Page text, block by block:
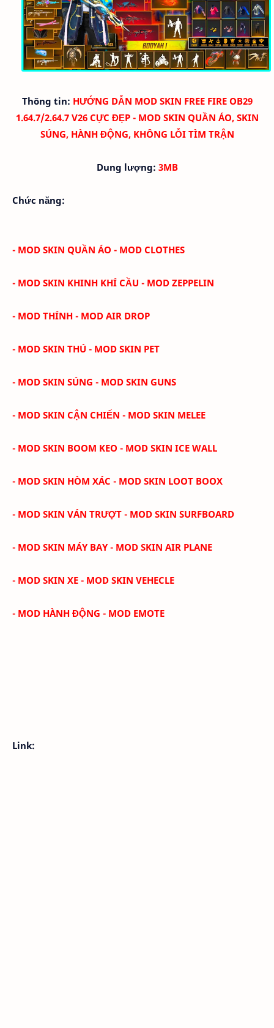
Thông tin: HƯỚNG DẪN MOD SKIN FREE FIRE OB29
1.64.7/2.64.7 V26 CỰC ĐẸP - MOD SKIN QUẦN ÁO, SKIN
SÚNG, HÀNH ĐỘNG, KHÔNG LỖI TÌM TRẬN
Dung lượng: 3MB
Chức năng:
- MOD SKIN QUẦN ÁO - MOD CLOTHES
- MOD SKIN KHINH KHÍ CẦU - MOD ZEPPELIN
- MOD THÍNH - MOD AIR DROP
- MOD SKIN THÚ - MOD SKIN PET
- MOD SKIN SÚNG - MOD SKIN GUNS
- MOD SKIN CẬN CHIẾN - MOD SKIN MELEE
- MOD SKIN BOOM KEO - MOD SKIN ICE WALL
- MOD SKIN HÒM XÁC - MOD SKIN LOOT BOOX
- MOD SKIN VÁN TRƯỢT - MOD SKIN SURFBOARD
- MOD SKIN MÁY BAY - MOD SKIN AIR PLANE
- MOD SKIN XE - MOD SKIN VEHECLE
- MOD HÀNH ĐỘNG - MOD EMOTE
Link: